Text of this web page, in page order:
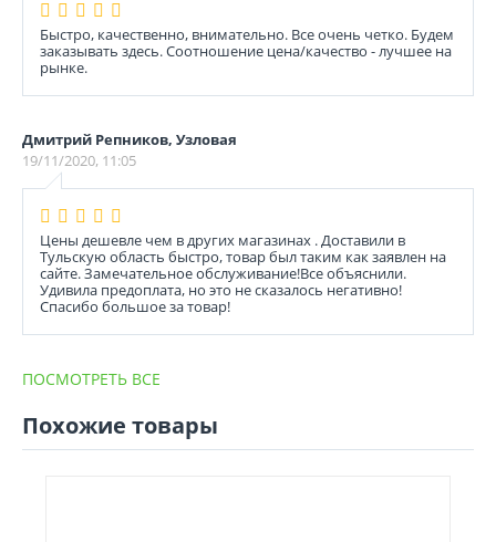
Быстро, качественно, внимательно. Все очень четко. Будем
заказывать здесь. Соотношение цена/качество - лучшее на
рынке.
Дмитрий Репников, Узловая
19/11/2020, 11:05
Цены дешевле чем в других магазинах . Доставили в
Тульскую область быстро, товар был таким как заявлен на
сайте. Замечательное обслуживание!Все объяснили.
Удивила предоплата, но это не сказалось негативно!
Спасибо большое за товар!
ПОСМОТРЕТЬ ВСЕ
Похожие товары